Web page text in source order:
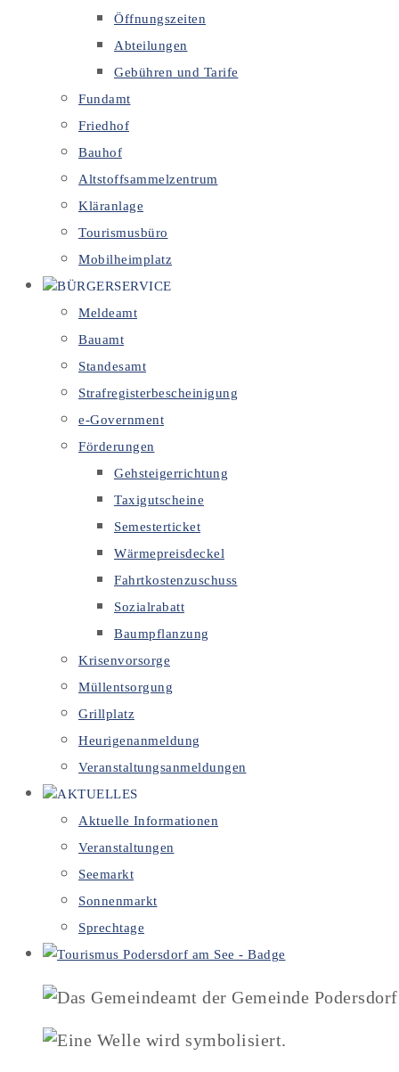
Öffnungszeiten
Abteilungen
Gebühren und Tarife
Fundamt
Friedhof
Bauhof
Altstoffsammelzentrum
Kläranlage
Tourismusbüro
Mobilheimplatz
BÜRGERSERVICE
Meldeamt
Bauamt
Standesamt
Strafregisterbescheinigung
e-Government
Förderungen
Gehsteigerrichtung
Taxigutscheine
Semesterticket
Wärmepreisdeckel
Fahrtkostenzuschuss
Sozialrabatt
Baumpflanzung
Krisenvorsorge
Müllentsorgung
Grillplatz
Heurigenanmeldung
Veranstaltungsanmeldungen
AKTUELLES
Aktuelle Informationen
Veranstaltungen
Seemarkt
Sonnenmarkt
Sprechtage